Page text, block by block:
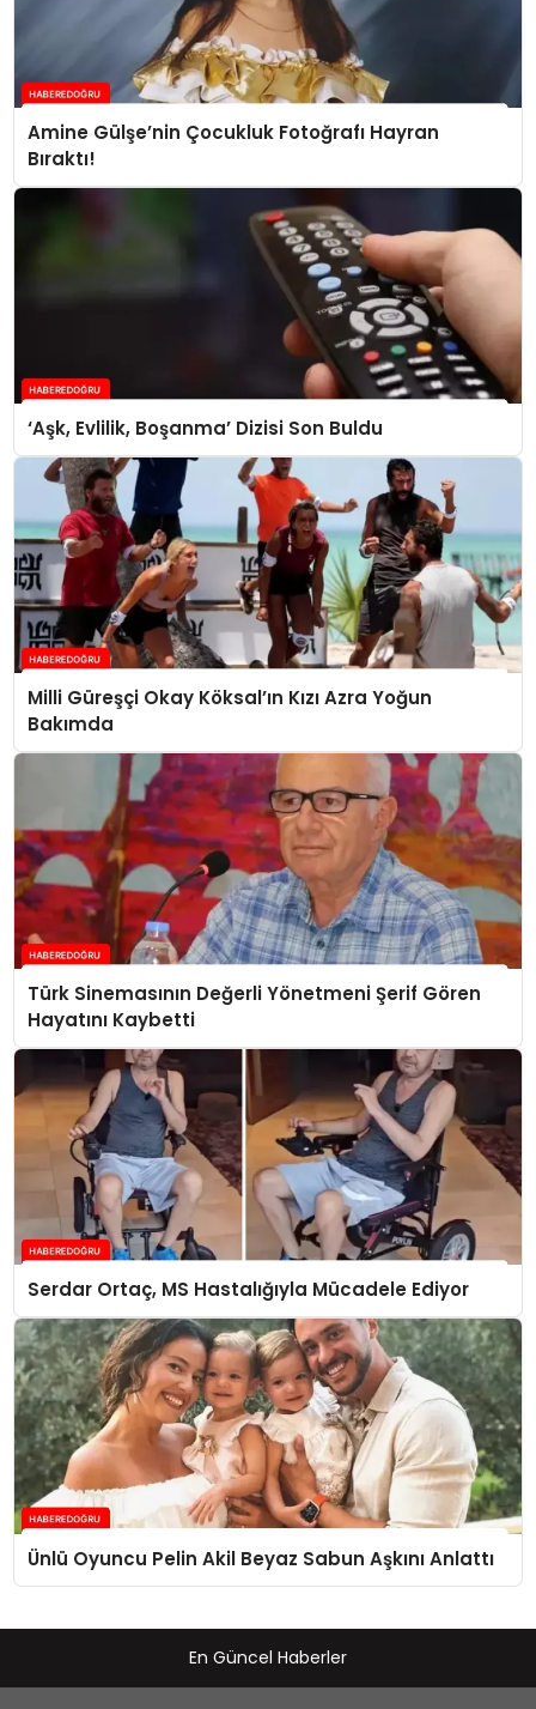
Amine Gülşe’nin Çocukluk Fotoğrafı Hayran
Bıraktı!
‘Aşk, Evlilik, Boşanma’ Dizisi Son Buldu
Milli Güreşçi Okay Köksal’ın Kızı Azra Yoğun
Bakımda
Türk Sinemasının Değerli Yönetmeni Şerif Gören
Hayatını Kaybetti
Serdar Ortaç, MS Hastalığıyla Mücadele Ediyor
Ünlü Oyuncu Pelin Akil Beyaz Sabun Aşkını Anlattı
En Güncel Haberler